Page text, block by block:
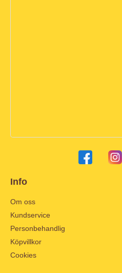
Info
Om oss
Kundservice
Personbehandlig
Köpvillkor
Cookies